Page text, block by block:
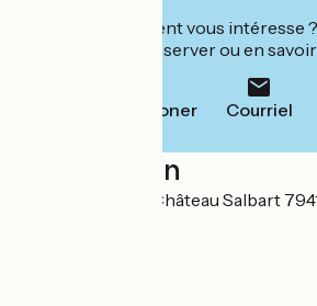
Cet établissement vous intéresse
leur site pour réserver ou en
Téléphoner Courriel
Localisation
1506 Chemin du Château Salbart